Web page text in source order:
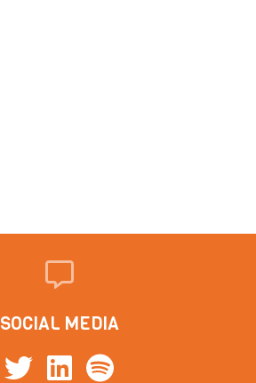
SOCIAL MEDIA